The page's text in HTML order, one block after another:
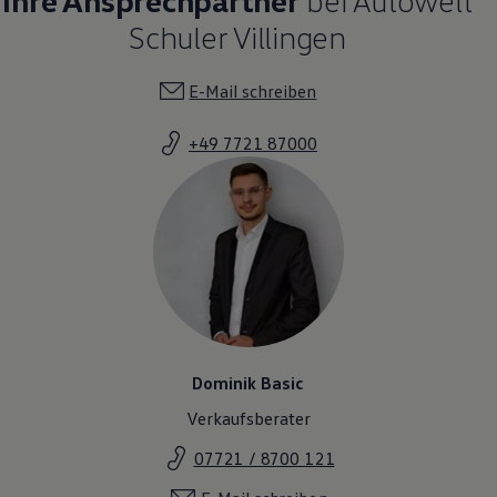
Schuler Villingen
E-Mail schreiben
+49 7721 87000
Dominik Basic
Verkaufsberater
07721 / 8700 121